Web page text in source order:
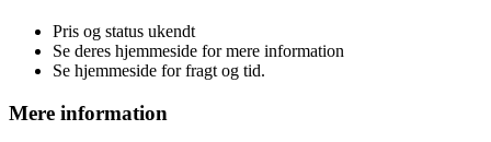
Pris og status ukendt
Se deres hjemmeside for mere information
Se hjemmeside for fragt og tid.
Mere information